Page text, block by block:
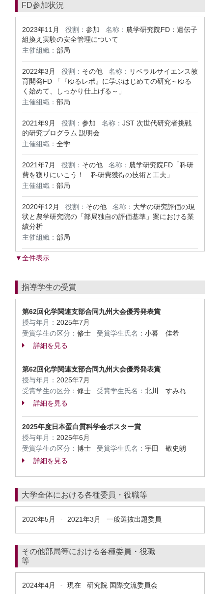
FD参加状況
2023年11月 役割： 参加 名称： 農学研究院FD：遺伝子
組換え実験の安全管理について
主催組織： 部局
2022年3月 役割： その他 名称： リベラルサイエンス教
育開発FD 「『ゆるレポ』に学ぶはじめての研究～ゆる
く始めて、しっかり仕上げる～」
主催組織： 部局
2021年9月 役割： 参加 名称： JST 次世代研究者挑戦
的研究プログラム 説明会
主催組織： 全学
2021年7月 役割： その他 名称： 農学研究院FD「科研
費を獲りにいこう！ 科研費獲得の技術と工夫」
主催組織： 部局
2020年12月 役割： その他 名称： 大学の研究評価の現
状と農学研究院の「部局独自の評価基準」案における業
績分析
主催組織： 部局
▼全件表示
指導学生の受賞
第62回化学関連支部合同九州大会優秀発表賞
授与年月： 2025年7月
受賞学生の区分： 修士 受賞学生氏名： 小暮 佳希
詳細を見る
第62回化学関連支部合同九州大会優秀発表賞
授与年月： 2025年7月
受賞学生の区分： 修士 受賞学生氏名： 北川 すみれ
詳細を見る
2025年度日本蛋白質科学会ポスター賞
授与年月： 2025年6月
受賞学生の区分： 博士 受賞学生氏名： 宇田 敬史朗
詳細を見る
大学全体における各種委員・役職等
2020年5月 - 2021年3月 一般選抜出題委員
その他部局等における各種委員・役職
等
2024年4月 - 現在 研究院 国際交流委員会